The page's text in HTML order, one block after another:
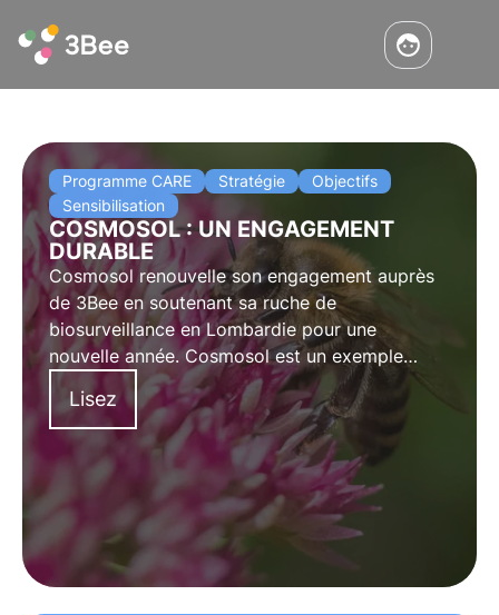
Programme CARE Stratégie
Objectifs
Sensibilisation
COSMOSOL : UN ENGAGEMENT
DURABLE
Cosmosol renouvelle son engagement auprès
de 3Bee en soutenant sa ruche de
biosurveillance en Lombardie pour une
nouvelle année. Cosmosol est un exemple
concret de durabilité d'entreprise et de soutien
au territoire. Les mots de Federica Naso,
responsable de la durabilité et de l'innovation.
Lisez